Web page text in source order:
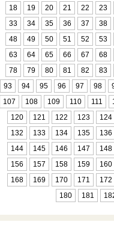
18 19 20 21 22
23
33
34 35 36 37
38
48
49 50 51 52
53
63
64 65 66 67
68
78
79 80 81 82
83
93
94 95 96 97 98
107
108 109 110 111
120
121 122 123
124
132
133 134 135
136
144
145 146 147
148
156
157 158 159
160
168
169 170 171
172
180
181